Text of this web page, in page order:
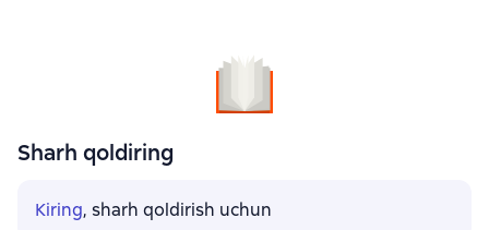
Sharh qoldiring
Kiring, sharh qoldirish uchun